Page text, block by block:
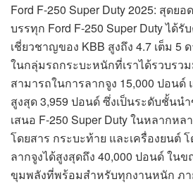
Ford F-250 Super Duty 2025: สุดย
บรรทุก Ford F-250 Super Duty ได้
เชี่ยวชาญของ KBB สูงถึง 4.7 เต็ม 5
ในกลุ่มรถกระบะหนักที่เราได้รวบรว
สามารถในการลากจูง 15,000 ปอน
สูงสุด 3,959 ปอนด์ ซึ่งเป็นระดับชั้นน
เสนอ F-250 Super Duty ในหลากห
โดยสาร กระบะท้าย และเครื่องยนต์
ลากจูงได้สูงสุดถึง 40,000 ปอนด์ ใน
ขุมพลังที่พร้อมสำหรับทุกงานหนัก ภา